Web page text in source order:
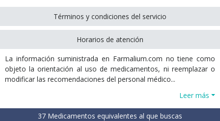
Términos y condiciones del servicio
Horarios de atención
La información suministrada en Farmalium.com no tiene como
objeto la orientación al uso de medicamentos, ni reemplazar o
modificar las recomendaciones del personal médico...
Leer más
37 Medicamentos equivalentes al que buscas